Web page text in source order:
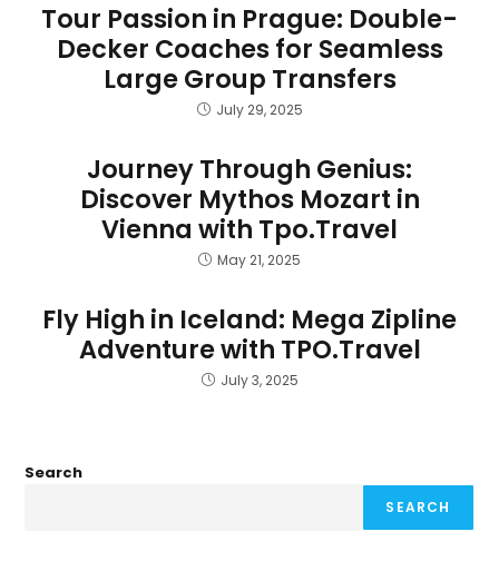
Tour Passion in Prague: Double-
Decker Coaches for Seamless
Large Group Transfers
July 29, 2025
Journey Through Genius:
Discover Mythos Mozart in
Vienna with Tpo.Travel
May 21, 2025
Fly High in Iceland: Mega Zipline
Adventure with TPO.Travel
July 3, 2025
Search
SEARCH